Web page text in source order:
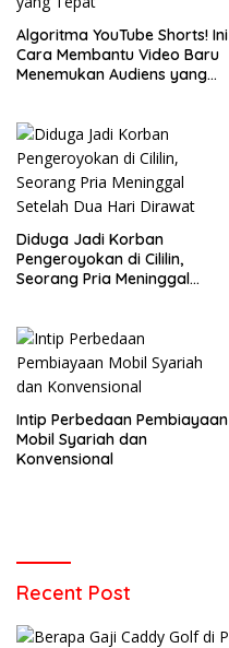
Algoritma YouTube Shorts! Ini
Cara Membantu Video Baru
Menemukan Audiens yang
Diduga Jadi Korban
Pengeroyokan di Cililin,
Seorang Pria Meninggal
Intip Perbedaan Pembiayaan
Mobil Syariah dan
Konvensional
Recent Post